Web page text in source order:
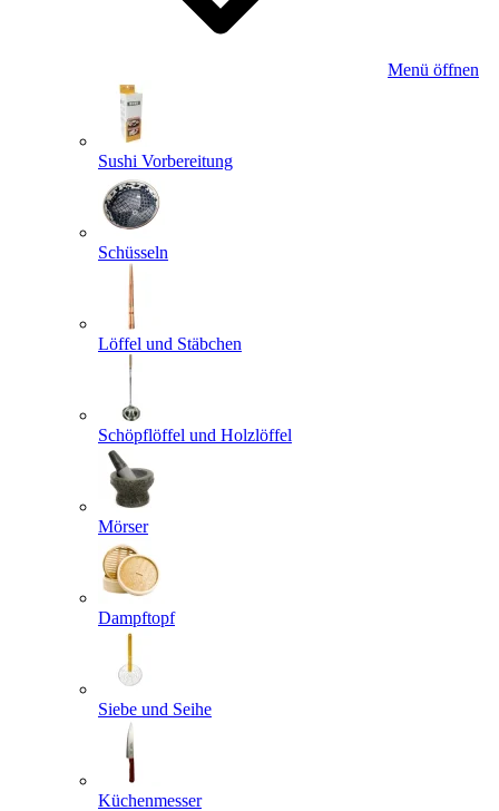
Menü öffnen
Sushi Vorbereitung
Schüsseln
Löffel und Stäbchen
Schöpflöffel und Holzlöffel
Mörser
Dampftopf
Siebe und Seihe
Küchenmesser